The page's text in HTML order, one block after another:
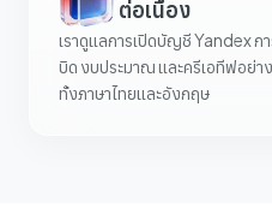
ต่อเนื่อง
เราดูแลการเปิดบัญชี Yandex ก
บิด งบประมาณ และครีเอทีฟอย่า
ทั้งภาษาไทยและอังกฤษ